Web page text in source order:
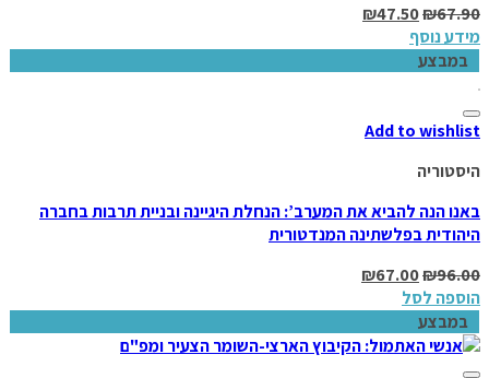
₪67.90
₪47.50
מידע נוסף
במבצע
Add to wishlist
היסטוריה
באנו הנה להביא את המערב’: הנחלת היגיינה ובניית תרבות בחברה
היהודית בפלשתינה המנדטורית
₪96.00
₪67.00
הוספה לסל
במבצע